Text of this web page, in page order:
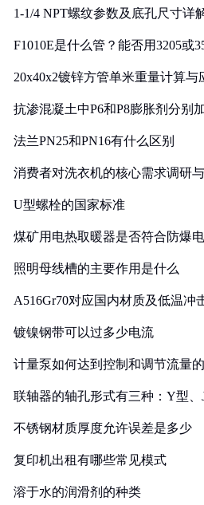
1-1/4 NPT螺纹参数及底孔尺寸详
F1010E是什么管？能否用3205或
20x40x2镀锌方管单米重量计算与
抗渗混凝土中P6和P8膨胀剂分别
法兰PN25和PN16有什么区别
消费者对洗衣机的核心需求调研
U型螺栓的国家标准
煤矿用电热取暖器是否符合防爆
照明母线槽的主要作用是什么
A516Gr70对应国内材质及低温冲
镀镍钢带可以过多少电流
计量泵如何达到控制和调节流量
联轴器的轴孔形式有三种：Y型、
不锈钢材质厚度允许误差是多少
复印机出租有哪些常见模式
溶于水的润滑剂的种类